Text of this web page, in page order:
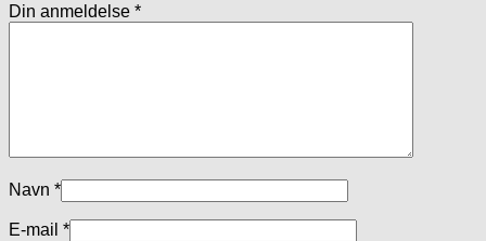
Din anmeldelse *
Navn *
E-mail *